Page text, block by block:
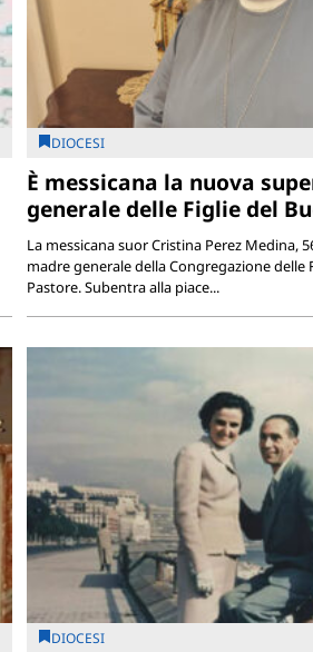
DIOCESI
È messicana la nuova
generale delle Figlie del
La messicana suor Cristina Perez Medina,
madre generale della Congregazione delle
Pastore. Subentra alla piace...
DIOCESI